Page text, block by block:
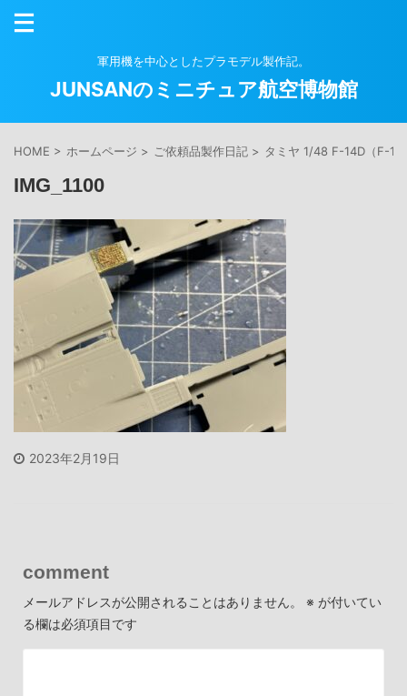
軍用機を中心としたプラモデル製作記。
JUNSANのミニチュア航空博物館
HOME > ホームページ > ご依頼品製作日記 > タミヤ 1/48 F-14D（F-
IMG_1100
2023年2月19日
comment
メールアドレスが公開されることはありません。 ※ が付いてい
る欄は必須項目です